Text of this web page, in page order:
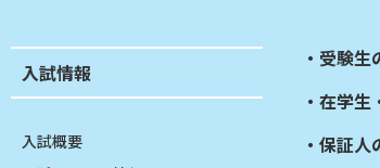
入試情報
入試概要
受験生
在学生
保証人